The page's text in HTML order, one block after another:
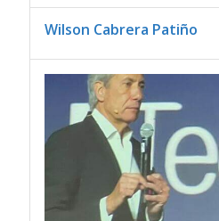
Wilson Cabrera Patiño